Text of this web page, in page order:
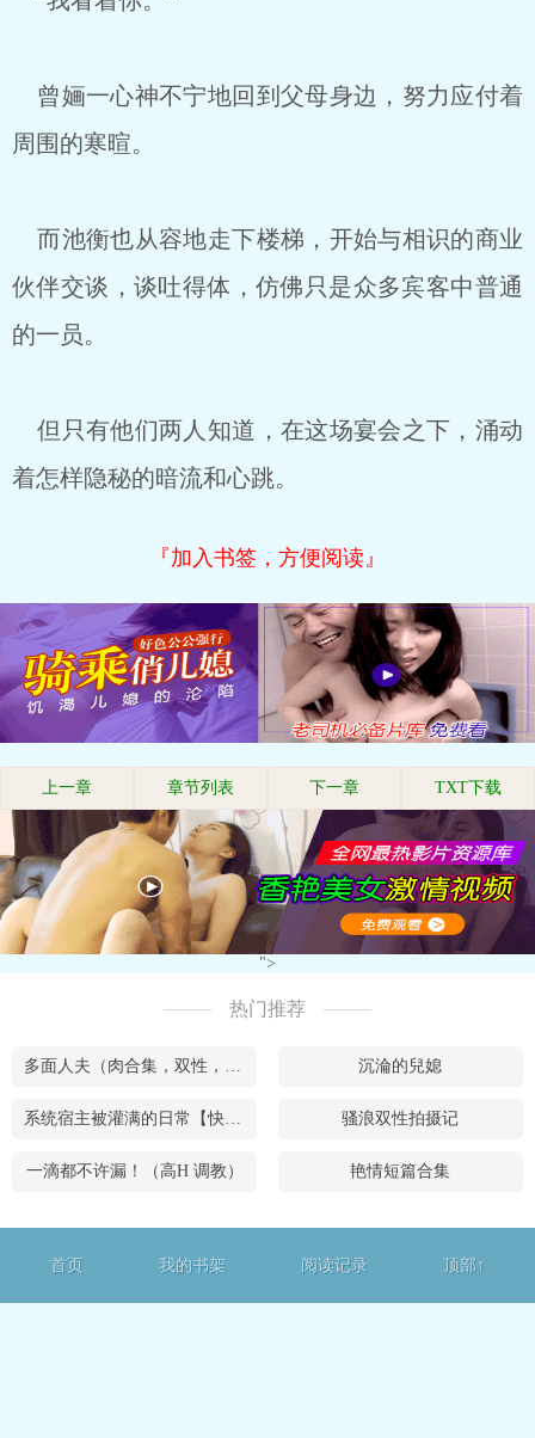
曾婳一心神不宁地回到父母身边，努力应付着
周围的寒暄。
而池衡也从容地走下楼梯，开始与相识的商业
伙伴交谈，谈吐得体，仿佛只是众多宾客中普通
的一员。
但只有他们两人知道，在这场宴会之下，涌动
着怎样隐秘的暗流和心跳。
『加入书签，方便阅读』
上一章 章节列表 下一章 TXT下载
">
热门推荐
多面人夫（肉合集，双性，**，乱X等） 沉淪的兒媳
系统宿主被灌满的日常【快穿】 骚浪双性拍摄记
一滴都不许漏！（高H 调教） 艳情短篇合集
首页 我的书架 阅读记录 顶部↑